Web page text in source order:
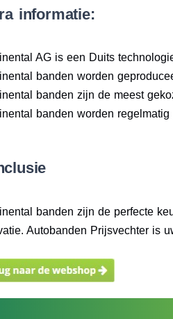
informatie:
AG is een Duits
banden worden
banden zijn de meest
banden worden
banden zijn de perfecte
Autobanden Prijsvechter is